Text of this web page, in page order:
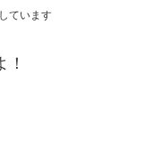
ています